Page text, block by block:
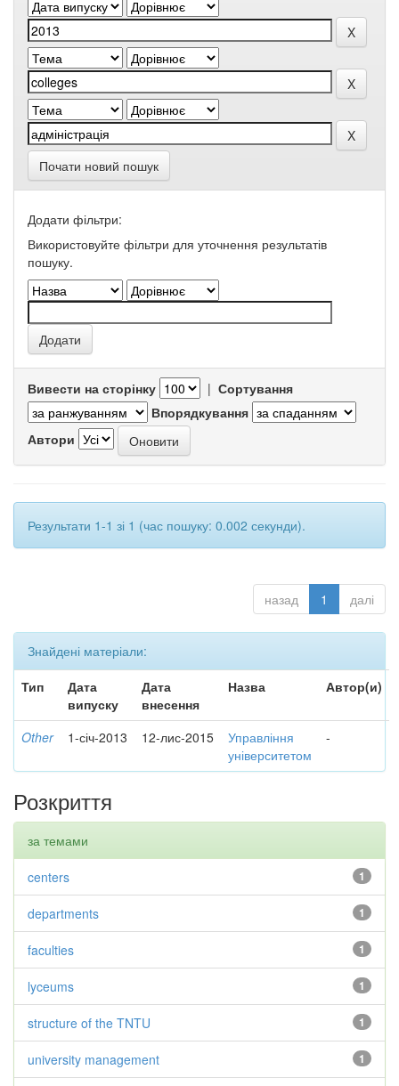
Почати новий пошук
Додати фільтри:
Використовуйте фільтри для уточнення результатів
пошуку.
Вивести на сторінку | Сортування
Впорядкування
Автори
Результати 1-1 зі 1 (час пошуку: 0.002 секунди).
назад 1 далі
Знайдені матеріали:
Тип
Дата
випуску
Дата
внесення
Назва Автор(и)
Other 1-січ-2013 12-лис-2015
Управління
університетом
-
Розкриття
за темами
1
centers
1
departments
1
faculties
1
lyceums
1
structure of the TNTU
1
university management